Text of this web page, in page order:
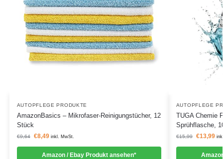
AUTOPFLEGE PRODUKTE
AmazonBasics – Mikrofaser-Reinigungstücher, 12
Stück
€9,64 €8,49 inkl. MwSt.
Amazon / Ebay Produkt ansehen*
AUTOPFLEGE
TUGA Chemie
Sprühflasche,
€15,99 €13,99